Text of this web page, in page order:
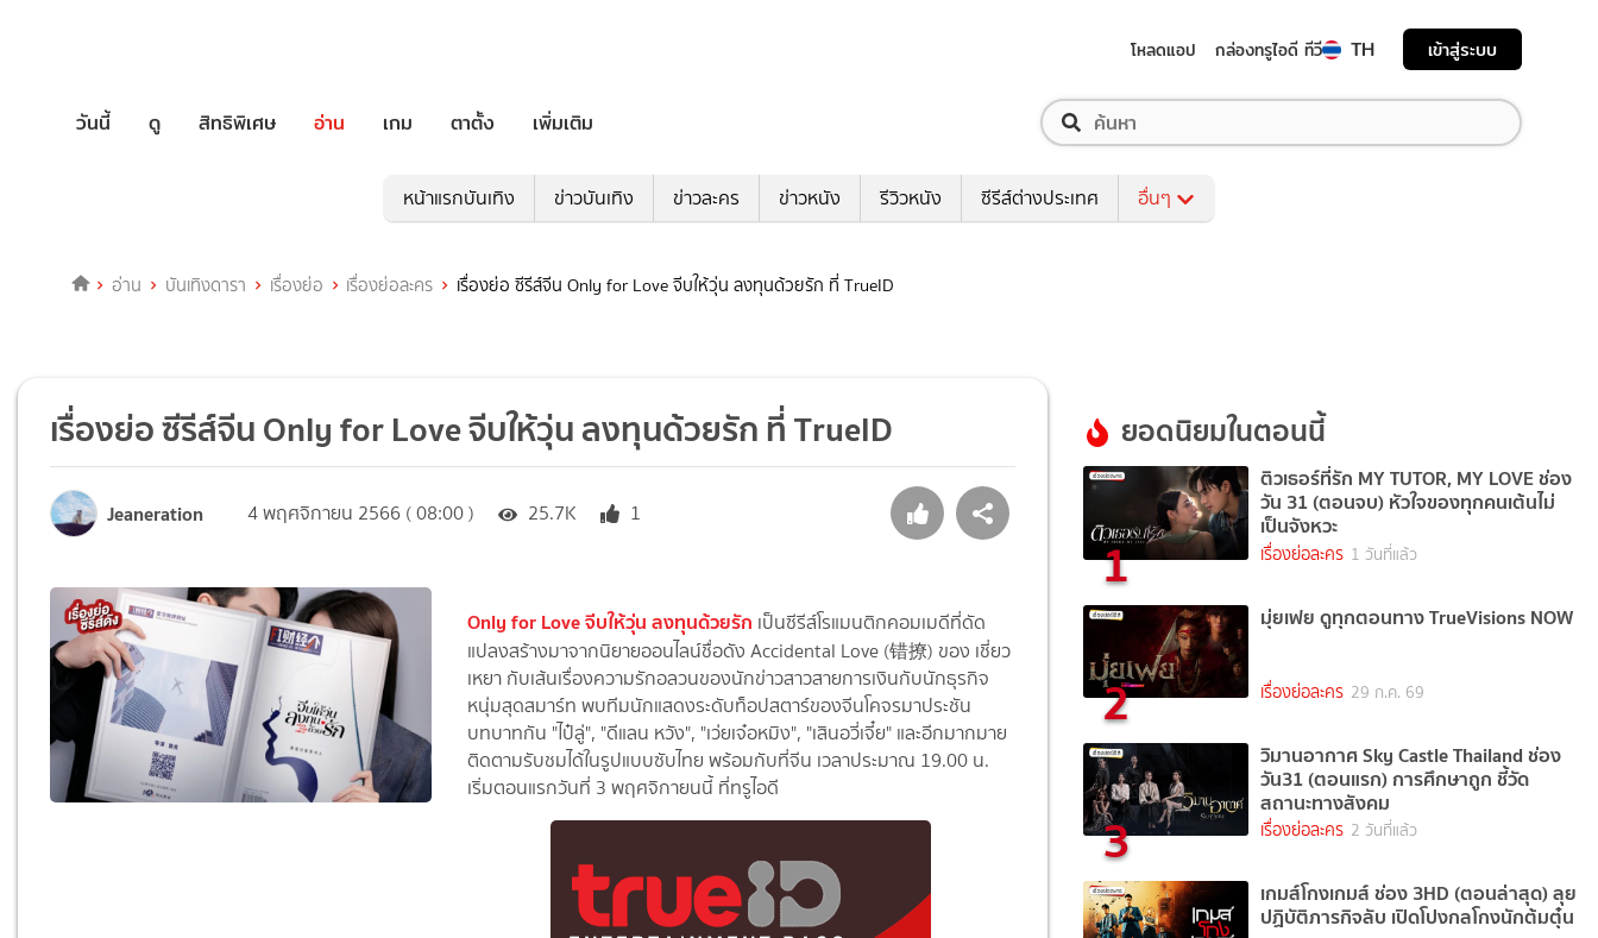
โหลดแอป กล่องทรูไอดี ทีวี TH เข้าสู่ระบบ
วันนี้ ดู สิทธิพิเศษ อ่าน เกม ตาตั้ง เพิ่มเติม
หน้าแรกบันเทิง ข่าวบันเทิง ข่าวละคร ข่าวหนัง รีวิวหนัง ซีรีส์ต่างประเทศ อื่นๆ
อ่าน บันเทิงดารา เรื่องย่อ เรื่องย่อละคร เรื่องย่อ ซีรีส์จีน Only for Love จีบให้วุ่น ลงทุนด้วยรัก ที่ TrueID
เรื่องย่อ ซีรีส์จีน Only for Love จีบให้วุ่น ลงทุนด้วยรัก ที่ TrueID
Jeaneration 4 พฤศจิกายน 2566 ( 08:00 ) 25.7K 1
Only for Love จีบให้วุ่น ลงทุนด้วยรัก เป็นซีรีส์โรแมนติกคอมเมดีที่ดัด
แปลงสร้างมาจากนิยายออนไลน์ชื่อดัง Accidental Love (错撩) ของ เชี่ยว
เหยา กับเส้นเรื่องความรักอลวนของนักข่าวสาวสายการเงินกับนักธุรกิจ
หนุ่มสุดสมาร์ท พบทีมนักแสดงระดับท็อปสตาร์ของจีนโคจรมาประชัน
บทบาทกัน "ไป๋ลู่", "ดีแลน หวัง", "เว่ยเจ๋อหมิง", "เสินอวี่เจี๋ย" และอีกมากมาย
ติดตามรับชมได้ในรูปแบบซับไทย พร้อมกับที่จีน เวลาประมาณ 19.00 น.
เริ่มตอนแรกวันที่ 3 พฤศจิกายนนี้ ที่ทรูไอดี
ยอดนิยมในตอนนี้
1
ติวเธอร์ที่รัก MY TUTOR, MY LOVE ช่อง
วัน 31 (ตอนจบ) หัวใจของทุกคนเต้นไม่
เป็นจังหวะ
เรื่องย่อละคร 1 วันที่แล้ว
2
มุ่ยเฟย ดูทุกตอนทาง TrueVisions NOW
เรื่องย่อละคร 29 ก.ค. 69
3
วิมานอากาศ Sky Castle Thailand ช่อง
วัน31 (ตอนแรก) การศึกษาถูก ชี้วัด
สถานะทางสังคม
เรื่องย่อละคร 2 วันที่แล้ว
เกมส์โกงเกมส์ ช่อง 3HD (ตอนล่าสุด) ลุย
ปฏิบัติภารกิจลับ เปิดโปงกลโกงนักต้มตุ๋น